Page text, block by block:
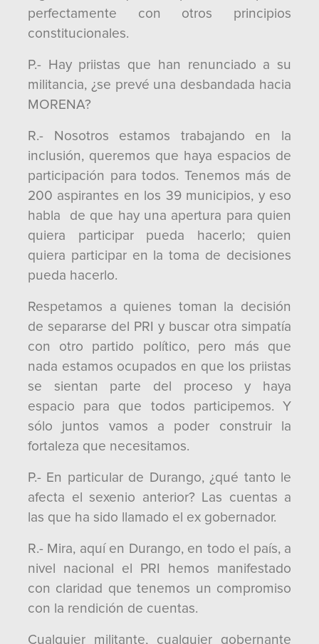
perfectamente con otros principios
constitucionales.
P.- Hay priistas que han renunciado a su
militancia, ¿se prevé una desbandada hacia
MORENA?
R.- Nosotros estamos trabajando en la
inclusión, queremos que haya espacios de
participación para todos. Tenemos más de
200 aspirantes en los 39 municipios, y eso
habla de que hay una apertura para quien
quiera participar pueda hacerlo; quien
quiera participar en la toma de decisiones
pueda hacerlo.
Respetamos a quienes toman la decisión
de separarse del PRI y buscar otra simpatía
con otro partido político, pero más que
nada estamos ocupados en que los priistas
se sientan parte del proceso y haya
espacio para que todos participemos. Y
sólo juntos vamos a poder construir la
fortaleza que necesitamos.
P.- En particular de Durango, ¿qué tanto le
afecta el sexenio anterior? Las cuentas a
las que ha sido llamado el ex gobernador.
R.- Mira, aquí en Durango, en todo el país, a
nivel nacional el PRI hemos manifestado
con claridad que tenemos un compromiso
con la rendición de cuentas.
Cualquier militante, cualquier gobernante